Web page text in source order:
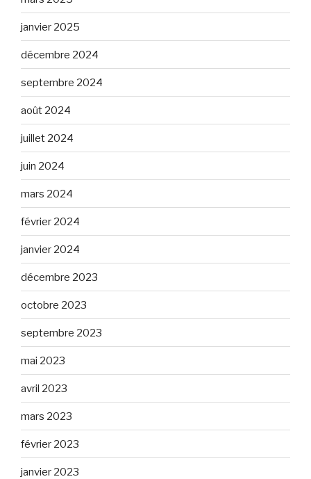
janvier 2025
décembre 2024
septembre 2024
août 2024
juillet 2024
juin 2024
mars 2024
février 2024
janvier 2024
décembre 2023
octobre 2023
septembre 2023
mai 2023
avril 2023
mars 2023
février 2023
janvier 2023